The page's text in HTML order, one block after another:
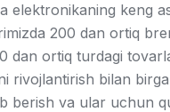
elektronikaning keng
200 dan ortiq
dan ortiq turdagi
rivojlantirish bilan
berish va ular uchun